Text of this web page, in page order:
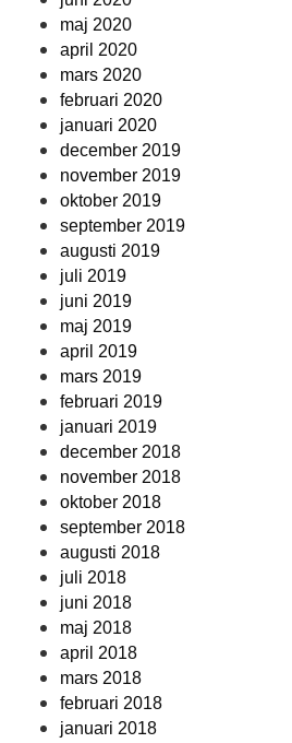
maj 2020
april 2020
mars 2020
februari 2020
januari 2020
december 2019
november 2019
oktober 2019
september 2019
augusti 2019
juli 2019
juni 2019
maj 2019
april 2019
mars 2019
februari 2019
januari 2019
december 2018
november 2018
oktober 2018
september 2018
augusti 2018
juli 2018
juni 2018
maj 2018
april 2018
mars 2018
februari 2018
januari 2018